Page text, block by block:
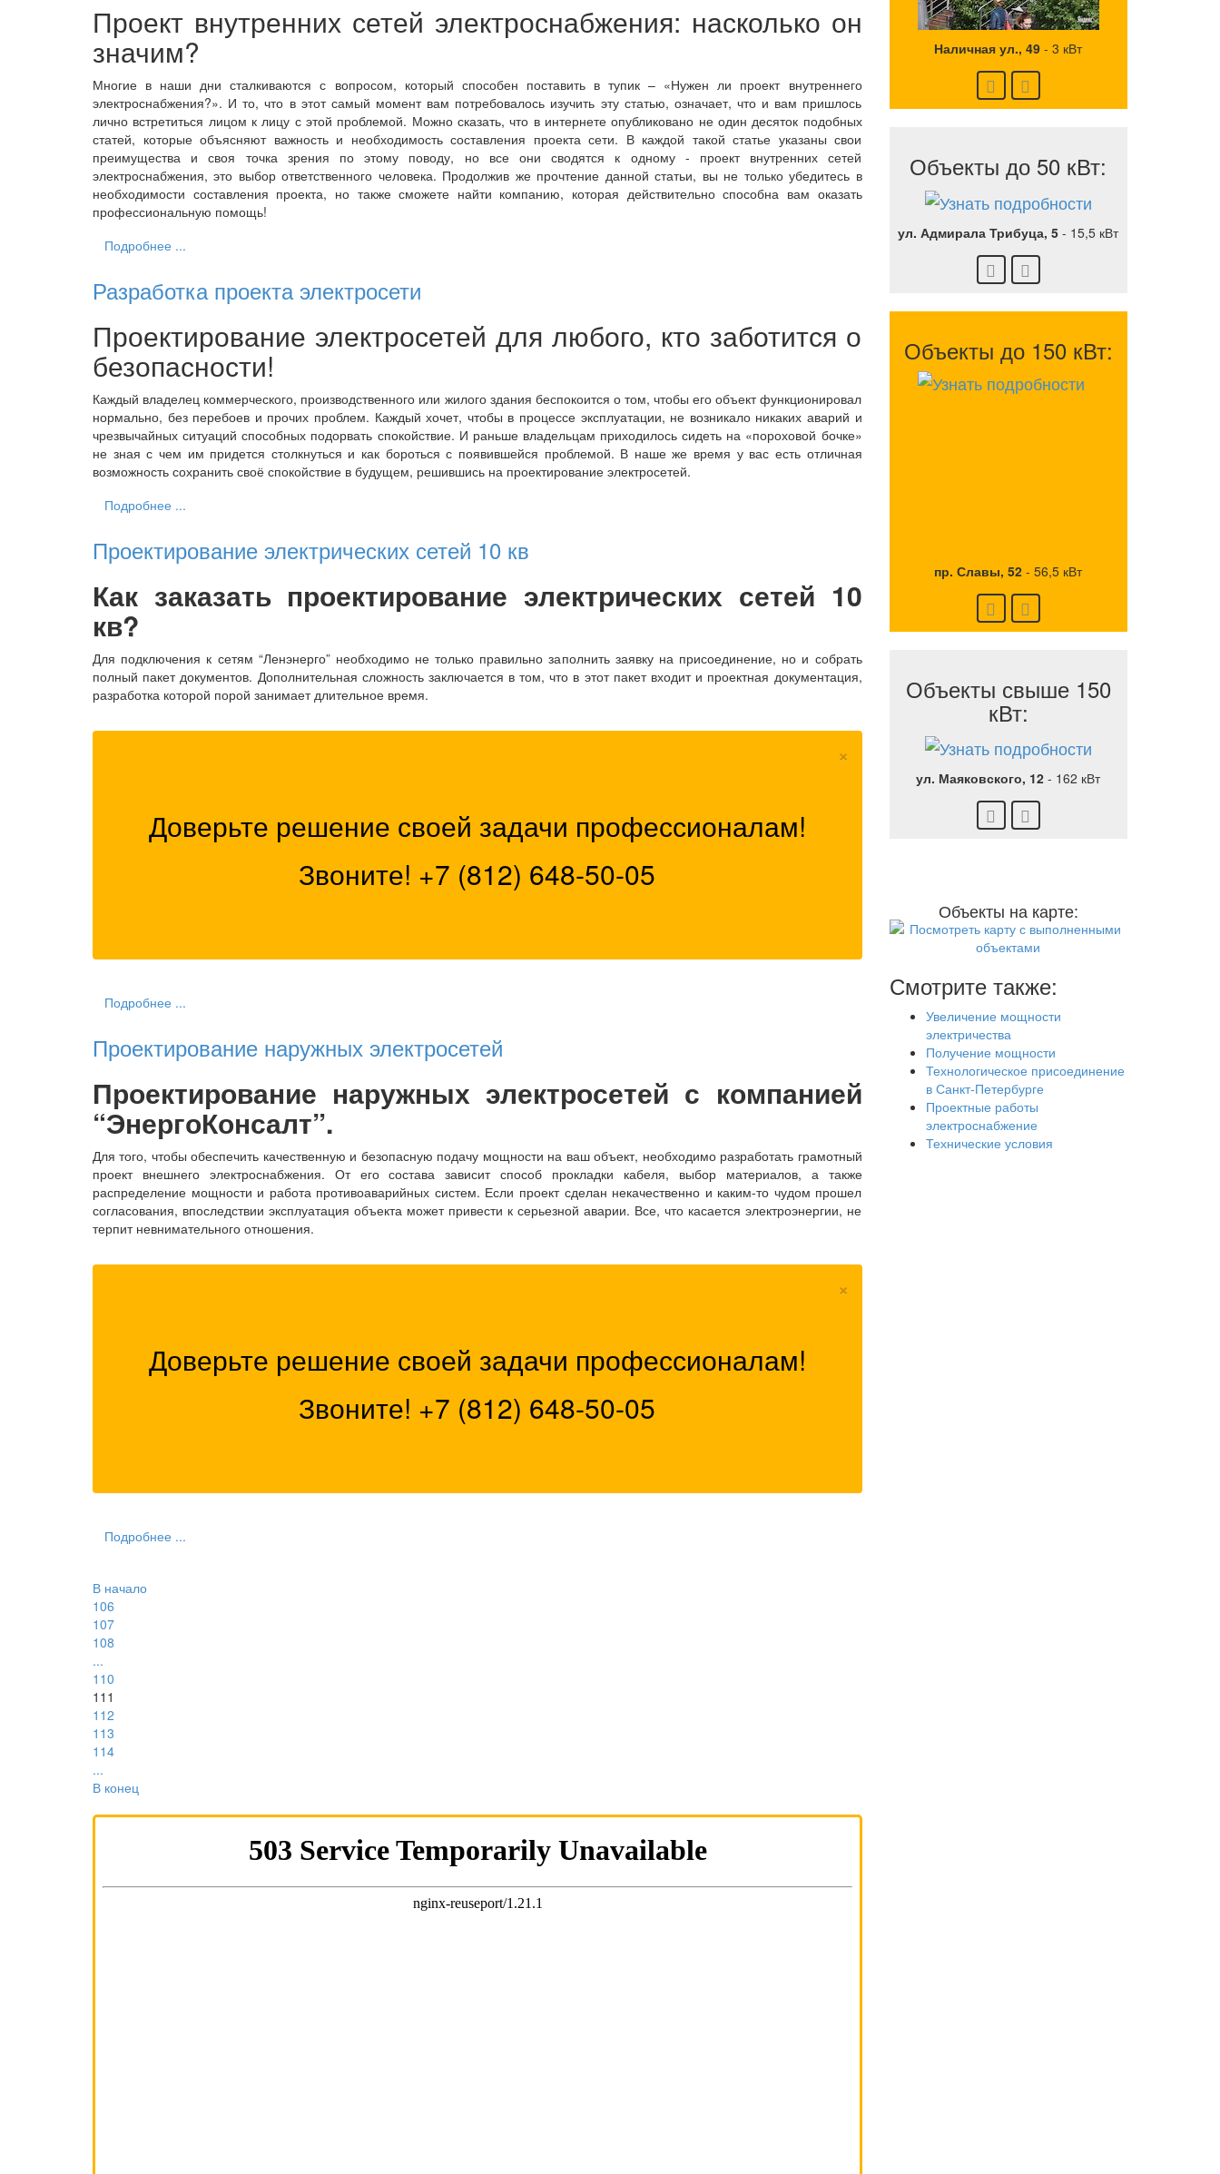
Проект внутренних сетей электроснабжения: насколько он
значим?
Многие в наши дни сталкиваются с вопросом, который способен поставить в тупик – «Нужен ли проект внутреннего
электроснабжения?». И то, что в этот самый момент вам потребовалось изучить эту статью, означает, что и вам пришлось
лично встретиться лицом к лицу с этой проблемой. Можно сказать, что в интернете опубликовано не один десяток подобных
статей, которые объясняют важность и необходимость составления проекта сети. В каждой такой статье указаны свои
преимущества и своя точка зрения по этому поводу, но все они сводятся к одному - проект внутренних сетей
электроснабжения, это выбор ответственного человека. Продолжив же прочтение данной статьи, вы не только убедитесь в
необходимости составления проекта, но также сможете найти компанию, которая действительно способна вам оказать
профессиональную помощь!
Подробнее ...
Разработка проекта электросети
Проектирование электросетей для любого, кто заботится о
безопасности!
Каждый владелец коммерческого, производственного или жилого здания беспокоится о том, чтобы его объект функционировал
нормально, без перебоев и прочих проблем. Каждый хочет, чтобы в процессе эксплуатации, не возникало никаких аварий и
чрезвычайных ситуаций способных подорвать спокойствие. И раньше владельцам приходилось сидеть на «пороховой бочке»
не зная с чем им придется столкнуться и как бороться с появившейся проблемой. В наше же время у вас есть отличная
возможность сохранить своё спокойствие в будущем, решившись на проектирование электросетей.
Подробнее ...
Проектирование электрических сетей 10 кв
Как заказать проектирование электрических сетей 10
кв?
Для подключения к сетям “Ленэнерго” необходимо не только правильно заполнить заявку на присоединение, но и собрать
полный пакет документов. Дополнительная сложность заключается в том, что в этот пакет входит и проектная документация,
разработка которой порой занимает длительное время.
×
Доверьте решение своей задачи профессионалам!
Звоните! +7 (812) 648-50-05
Подробнее ...
Проектирование наружных электросетей
Проектирование наружных электросетей с компанией
“ЭнергоКонсалт”.
Для того, чтобы обеспечить качественную и безопасную подачу мощности на ваш объект, необходимо разработать грамотный
проект внешнего электроснабжения. От его состава зависит способ прокладки кабеля, выбор материалов, а также
распределение мощности и работа противоаварийных систем. Если проект сделан некачественно и каким-то чудом прошел
согласования, впоследствии эксплуатация объекта может привести к серьезной аварии. Все, что касается электроэнергии, не
терпит невнимательного отношения.
×
Доверьте решение своей задачи профессионалам!
Звоните! +7 (812) 648-50-05
Подробнее ...
В начало
106
107
108
...
110
111
112
113
114
...
В конец
Наличная ул., 49 -3 кВт
Объекты до 50 кВт:
ул. Адмирала Трибуца, 5 - 15,5 кВт
Объекты до 150 кВт:
пр. Славы, 52 -56,5 кВт
Объекты свыше 150
кВт:
ул. Маяковского, 12 - 162 кВт
Объекты на карте:
Смотрите также:
Увеличение мощности
электричества
Получение мощности
Технологическое присоединение
в Санкт-Петербурге
Проектные работы
электроснабжение
Технические условия